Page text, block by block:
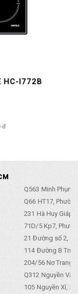
HC-I772B
đ
Q563 Minh
Q66 HT17,
231 Hà Huy Giáp,
71D/5 Kp7,
21 Đường số 2,
114 Đường B
204/56 Nơ Trang
Q312 Nguyền
105 Nguyền Xí,